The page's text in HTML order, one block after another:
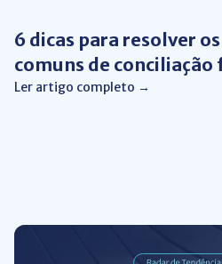
6 dicas para resolver
comuns de conciliação
Ler artigo completo →